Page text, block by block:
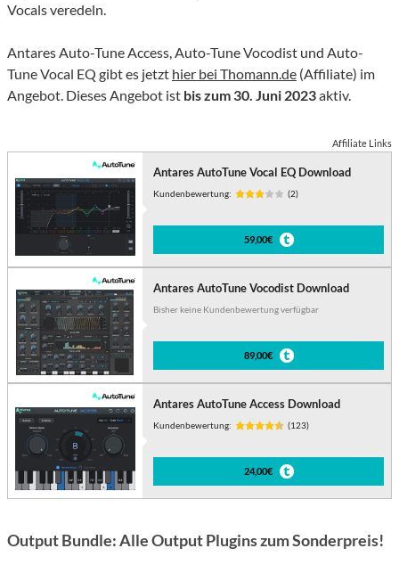
Vocals veredeln.
Antares Auto-Tune Access, Auto-Tune Vocodist und Auto-
Tune Vocal EQ gibt es jetzt hier bei Thomann.de (Affiliate) im
Angebot. Dieses Angebot ist bis zum 30. Juni 2023aktiv.
Affiliate Links
Antares AutoTune Vocal EQ Download
Kundenbewertung: (2)
59,00€
Antares AutoTune Vocodist Download
Bisher keine Kundenbewertung verfügbar
89,00€
Antares AutoTune Access Download
Kundenbewertung: (123)
24,00€
Output Bundle: Alle Output Plugins zum Sonderpreis!